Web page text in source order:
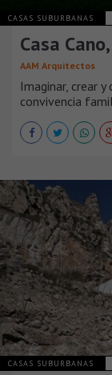
CASAS SUBURBANAS
Casa
AAM Arquitectos
Imaginar, crear
convivencia
CASAS SUBURBANAS